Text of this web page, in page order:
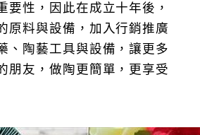
要性，因此在成立十年後，
原料與設備，加入行銷推廣
、陶藝工具與設備，讓更多
朋友，做陶更簡單，更享受